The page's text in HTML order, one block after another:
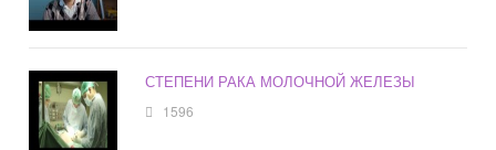
СТЕПЕНИ РАКА МОЛОЧНОЙ ЖЕЛЕЗЫ
1596